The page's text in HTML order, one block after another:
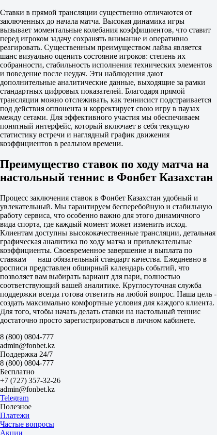
1.80
+3.5
1.90
Тотал
Б
М
94.5
1.87
1.83
Setka Cup. Токио
1
2
Ким Дм
-
Степанчук Я
1.20
Фора
1
+11.5
1.76
-11.5
1.94
Тотал
Б
М
68.5
1.85
1.85
Setka Cup. Пекин
Фора
1
2
Козачук И
Лазебний Р
Фора
1
2
-16.5
1.55
+16.5
2.30
Тотал
Б
М
Ставки в прямой трансляции существенно отличаются от
заключенных до начала матча. Высокая динамика игры
вызывает моментальные колебания коэффициентов, что ставит
перед игроком задачу сохранять внимание и оперативно
реагировать. Существенным преимуществом лайва является
шанс визуально оценить состояние игроков: степень их
собранности, стабильность исполнения технических элементов
и поведение после неудач. Эти наблюдения дают
дополнительные аналитические данные, выходящие за рамки
стандартных цифровых показателей. Благодаря прямой
трансляции можно отслеживать, как теннисист подстраивается
под действия оппонента и корректирует свою игру в паузах
между сетами. Для эффективного участия мы обеспечиваем
понятный интерфейс, который включает в себя текущую
статистику встречи и наглядный график движения
коэффициентов в реальном времени.
Преимущество ставок по ходу матча на
настольный теннис в Фонбет Казахстан
Процесс заключения ставок в Фонбет Казахстан удобный и
увлекательный. Мы гарантируем бесперебойную и стабильную
работу сервиса, что особенно важно для этого динамичного
вида спорта, где каждый момент может изменить исход.
Клиентам доступны высококачественные трансляции, детальная
графическая аналитика по ходу матча и привлекательные
коэффициенты. Своевременное завершение и выплата по
ставкам — наш обязательный стандарт качества. Ежедневно в
росписи представлен обширный календарь событий, что
позволяет вам выбирать вариант для пари, полностью
соответствующий вашей аналитике. Круглосуточная служба
поддержки всегда готова ответить на любой вопрос. Наша цель -
создать максимально комфортные условия для каждого клиента.
Для того, чтобы начать делать ставки на настольный теннис
достаточно просто зарегистрироваться в личном кабинете.
8 (800) 0804-777
admin@fonbet.kz
Поддержка 24/7
8 (800) 0804-777
Бесплатно
+7 (727) 357-32-26
admin@fonbet.kz
Telegram
Полезное
Платежи
Частые вопросы
Акции